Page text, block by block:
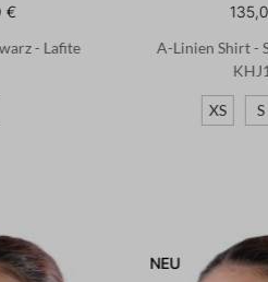
€
- Lafite
A-Linien Shirt -
XS S
NEU